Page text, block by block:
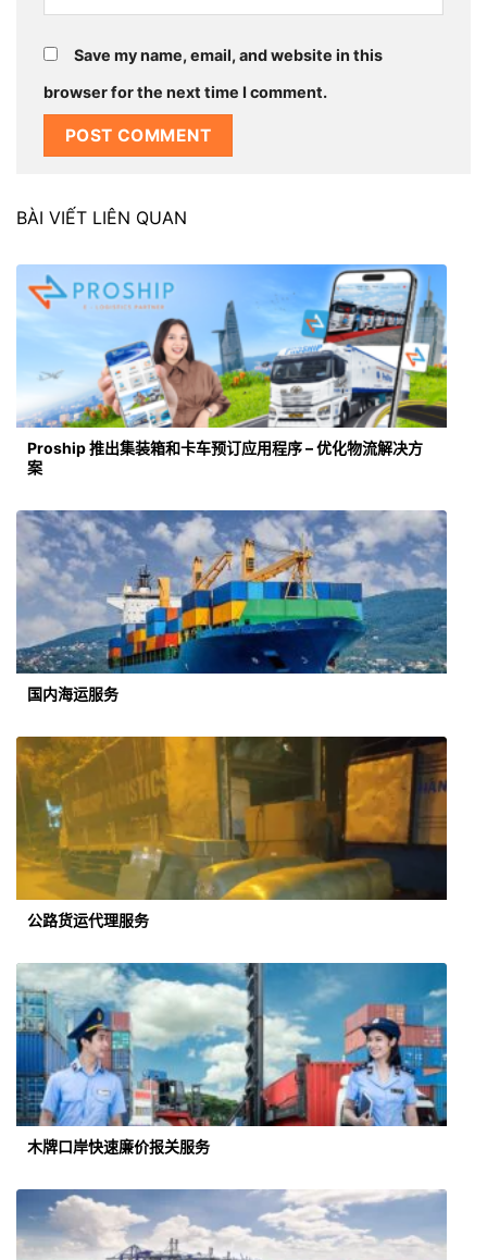
Save my name, email, and website in this
browser for the next time I comment.
BÀI VIẾT LIÊN QUAN
Proship 推出集装箱和卡车预订应用程序 – 优化物流解决方
案
国内海运服务
公路货运代理服务
木牌口岸快速廉价报关服务